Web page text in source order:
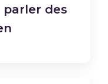
parler des